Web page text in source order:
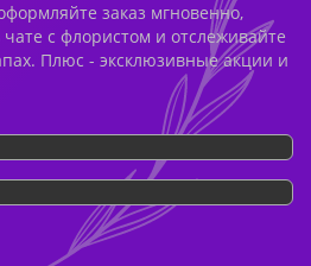
заказ мгновенно,
с флористом и отслеживайте
Плюс - эксклюзивные акции и